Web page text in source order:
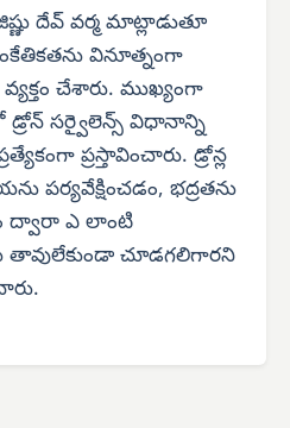
దేవ్ వర్మ మాట్లాడుతూ
వినూత్నంగా
చేశారు. ముఖ్యంగా
డ్రోన్ సర్వైలెన్స్ విధానాన్ని
ప్రస్తావించారు. డ్రోన్ల
పర్యవేక్షించడం, భద్రతను
ద్వారా ఎ లాంటి
చూడగలిగారని